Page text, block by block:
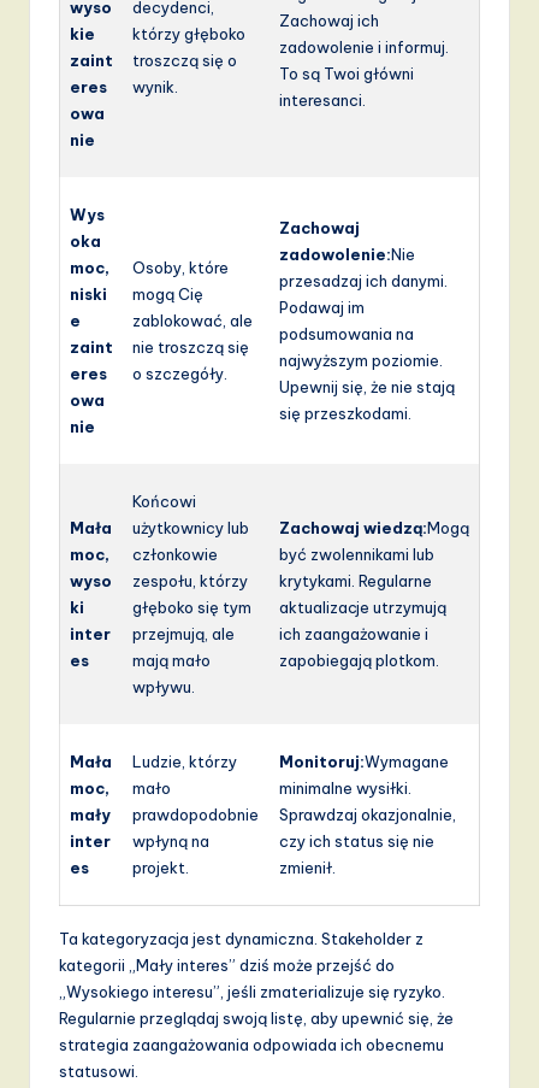
wyso
kie
zaint
eres
owa
nie
decydenci,
którzy głęboko
troszczą się o
wynik.
Zachowaj ich
zadowolenie i informuj.
To są Twoi główni
interesanci.
Wys
oka
moc,
niski
e
zaint
eres
owa
nie
Osoby, które
mogą Cię
zablokować, ale
nie troszczą się
o szczegóły.
Zachowaj
zadowolenie:Nie
przesadzaj ich danymi.
Podawaj im
podsumowania na
najwyższym poziomie.
Upewnij się, że nie stają
się przeszkodami.
Mała
moc,
wyso
ki
inter
es
Końcowi
użytkownicy lub
członkowie
zespołu, którzy
głęboko się tym
przejmują, ale
mają mało
wpływu.
Zachowaj wiedzą:Mogą
być zwolennikami lub
krytykami. Regularne
aktualizacje utrzymują
ich zaangażowanie i
zapobiegają plotkom.
Mała
moc,
mały
inter
es
Ludzie, którzy
mało
prawdopodobnie
wpłyną na
projekt.
Monitoruj:Wymagane
minimalne wysiłki.
Sprawdzaj okazjonalnie,
czy ich status się nie
zmienił.
Ta kategoryzacja jest dynamiczna. Stakeholder z
kategorii „Mały interes” dziś może przejść do
„Wysokiego interesu”, jeśli zmaterializuje się ryzyko.
Regularnie przeglądaj swoją listę, aby upewnić się, że
strategia zaangażowania odpowiada ich obecnemu
statusowi.